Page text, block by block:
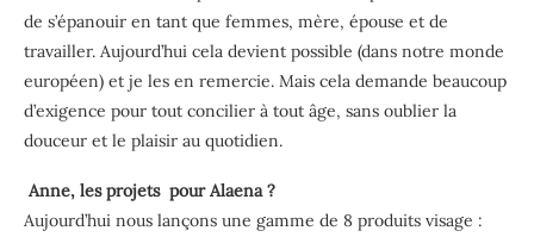
de s’épanouir en tant que femmes, mère, épouse et de
travailler. Aujourd’hui cela devient possible (dans notre monde
européen) et je les en remercie. Mais cela demande beaucoup
d’exigence pour tout concilier à tout âge, sans oublier la
douceur et le plaisir au quotidien.
Anne, les projets pour Alaena ?
Aujourd’hui nous lançons une gamme de 8 produits visage :